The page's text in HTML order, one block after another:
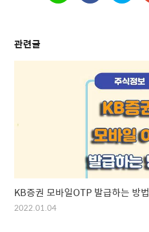
관련글
KB증권 모바일OTP 발급하는 방법
2022.01.04